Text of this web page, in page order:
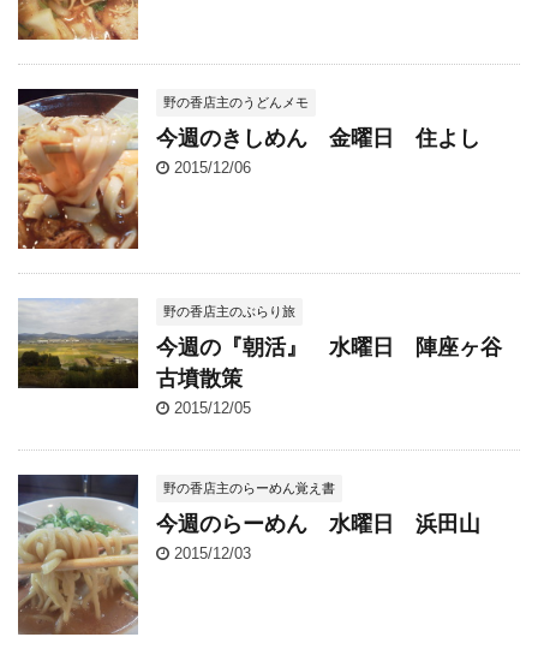
野の香店主のうどんメモ
今週のきしめん 金曜日 住よし
2015/12/06
野の香店主のぶらり旅
今週の『朝活』 水曜日 陣座ヶ谷
古墳散策
2015/12/05
野の香店主のらーめん覚え書
今週のらーめん 水曜日 浜田山
2015/12/03